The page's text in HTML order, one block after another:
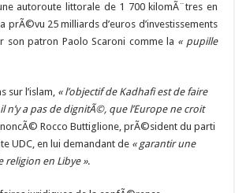
autoroute littorale de 1 700 kilomÃ¨tres en
prÃ©vu 25 milliards d’euros d’investissements
son patron Paolo Scaroni comme la « pupille
sur l’islam, « l’objectif de Kadhafi est de faire
n’y a pas de dignitÃ©, que l’Europe ne croit
Rocco Buttiglione, prÃ©sident du parti
UDC, en lui demandant de « garantir une
en Libye ».